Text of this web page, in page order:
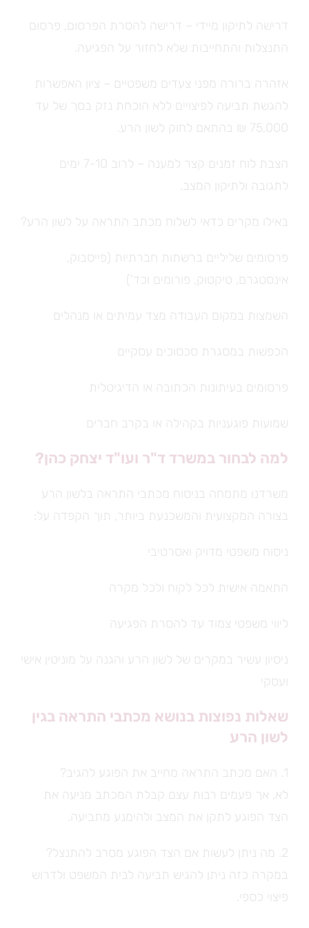
דרישה לתיקון מיידי – דרישה להסרת הפרסום, פרסום
התנצלות והתחייבות שלא לחזור על הפגיעה.
אזהרה ברורה מפני צעדים משפטיים – ציון האפשרות
להגשת תביעה לפיצויים ללא הוכחת נזק בסך של עד
75,000 ₪ בהתאם לחוק לשון הרע.
הצבת לוח זמנים קצר למענה – לרוב 7-10 ימים
לתגובה ולתיקון המצב.
באילו מקרים כדאי לשלוח מכתב התראה על לשון הרע?
פרסומים שליליים ברשתות חברתיות (פייסבוק,
אינסטגרם, טיקטוק, פורומים וכד')
השמצות במקום העבודה מצד עמיתים או מנהלים
הכפשות במסגרת סכסוכים עסקיים
פרסומים בעיתונות הכתובה או הדיגיטלית
שמועות פוגעניות בקהילה או בקרב חברים
למה לבחור במשרד ד"ר ועו"ד יצחק כהן?
משרדנו מתמחה בניסוח מכתבי התראה בלשון הרע
בצורה המקצועית והמשכנעת ביותר, תוך הקפדה על:
ניסוח משפטי מדויק ואסרטיבי
התאמה אישית לכל לקוח ולכל מקרה
ליווי משפטי צמוד עד להסרת הפגיעה
ניסיון עשיר במקרים של לשון הרע והגנה על מוניטין אישי
ועסקי
שאלות נפוצות בנושא מכתבי התראה בגין
לשון הרע
1. האם מכתב התראה מחייב את הפוגע להגיב?
לא, אך פעמים רבות עצם קבלת המכתב מניעה את
הצד הפוגע לתקן את המצב ולהימנע מתביעה.
2. מה ניתן לעשות אם הצד הפוגע מסרב להתנצל?
במקרה כזה ניתן להגיש תביעה לבית המשפט ולדרוש
פיצוי כספי.